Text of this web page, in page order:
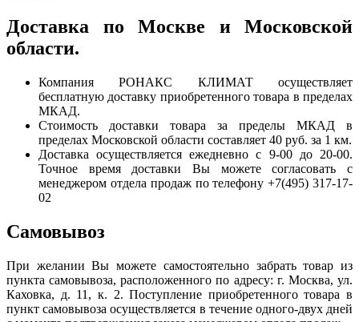
Доставка по Москве и Московской
области.
Компания РОНАКС КЛИМАТ осуществляет
бесплатную доставку приобретенного товара в пределах
МКАД.
Стоимость доставки товара за пределы МКАД в
пределах Московской области составляет 40 руб. за 1 км.
Доставка осуществляется ежедневно с 9-00 до 20-00.
Точное время доставки Вы можете согласовать с
менеджером отдела продаж по телефону +7(495) 317-17-
02
Самовывоз
При желании Вы можете самостоятельно забрать товар из
пункта самовывоза, расположенного по адресу: г. Москва, ул.
Каховка, д. 11, к. 2. Поступление приобретенного товара в
пункт самовывоза осуществляется в течение одного-двух дней